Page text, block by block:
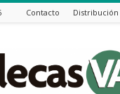
Contacto Distribución
VA